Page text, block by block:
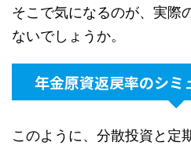
そこで気になるのが、実際
ないでしょうか。
年金原資返戻率のシミ
このように、分散投資と定